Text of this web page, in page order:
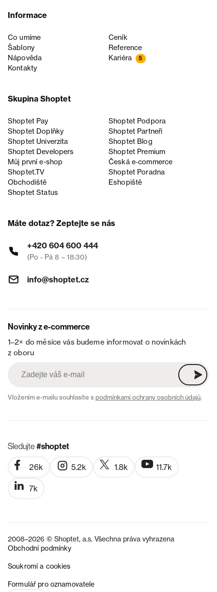
Informace
Co umíme
Ceník
Šablony
Reference
Nápověda
Kariéra 5
Kontakty
Skupina Shoptet
Shoptet Pay
Shoptet Podpora
Shoptet Doplňky
Shoptet Partneři
Shoptet Univerzita
Shoptet Blog
Shoptet Developers
Shoptet Premium
Můj první e-shop
Česká e‑commerce
Shoptet.TV
Shoptet Poradna
Obchodiště
Eshopiště
Shoptet Status
Máte dotaz? Zeptejte se nás
+420 604 600 444
(Po - Pá 8 – 18:30)
info@shoptet.cz
Novinky z e-commerce
1–2× do měsíce vás budeme informovat o novinkách
z oboru
Vložením e-mailu souhlasíte spodmínkami ochrany osobních údajů.
Sledujte#shoptet
26k 5.2k 1.8k 11.7k
7k
2008–2026 © Shoptet, a.s. Všechna práva vyhrazena
Obchodní podmínky
Soukromí a cookies
Formulář pro oznamovatele